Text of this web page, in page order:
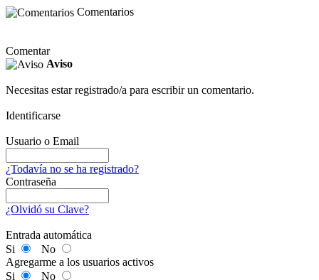
Comentarios
Comentar
Aviso
Necesitas estar registrado/a para escribir un comentario.
Identificarse
Usuario o Email
¿Todavía no se ha registrado?
Contraseña
¿Olvidó su Clave?
Entrada automática
Si
No
Agregarme a los usuarios activos
Si
No